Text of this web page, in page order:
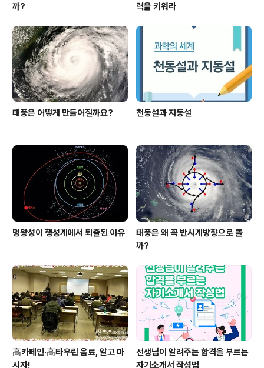
까?
력을 키워라
태풍은 어떻게 만들어질까요? 천동설과 지동설
명왕성이 행성계에서 퇴출된 이유
태풍은 왜 꼭 반시계방향으로 돌
까?
高카페인·高타우린 음료, 알고 마
시자!
선생님이 알려주는 합격을 부르는
자기소개서 작성법